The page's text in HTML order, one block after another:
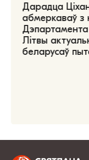
Дарадца
абмеркаваў з
Дэпартамента
Літвы
беларусаў